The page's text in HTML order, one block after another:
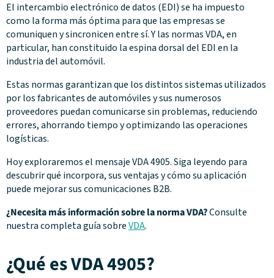
El intercambio electrónico de datos (EDI) se ha impuesto
como la forma más óptima para que las empresas se
comuniquen y sincronicen entre sí. Y las normas VDA, en
particular, han constituido la espina dorsal del EDI en la
industria del automóvil.
Estas normas garantizan que los distintos sistemas utilizados
por los fabricantes de automóviles y sus numerosos
proveedores puedan comunicarse sin problemas, reduciendo
errores, ahorrando tiempo y optimizando las operaciones
logísticas.
Hoy exploraremos el mensaje VDA 4905. Siga leyendo para
descubrir qué incorpora, sus ventajas y cómo su aplicación
puede mejorar sus comunicaciones B2B.
¿Necesita más información sobre la norma VDA?Consulte
nuestra completa guía sobreVDA.
¿Qué es VDA 4905?